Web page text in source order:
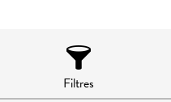
Filtres